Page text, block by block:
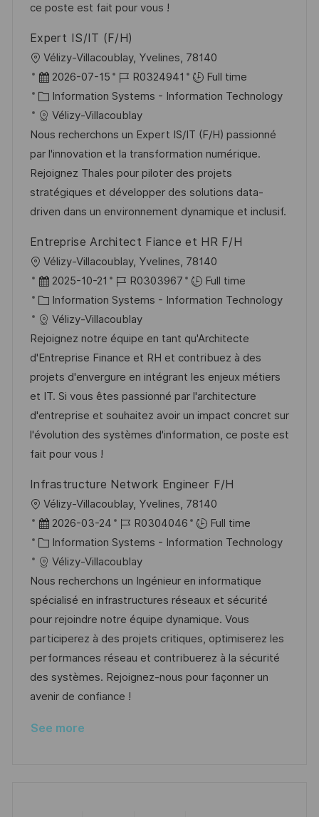
t
y
ce poste est fait pour vous !
Expert IS/IT (F/H)
L
o
c
a
t
i
o
n
Vélizy-Villacoublay, Yvelines, 78140
P
o
s
t
e
d
D
a
e
2026-07-15
J
o
b
I
d
R0324941
Full time
C
a
t
e
g
o
r
Information Systems - Information Technology
Vélizy-Villacoublay
Nous recherchons un Expert IS/IT (F/H) passionné
par l'innovation et la transformation numérique.
Rejoignez Thales pour piloter des projets
stratégiques et développer des solutions data-
driven dans un environnement dynamique et inclusif.
Entreprise Architect Fiance et HR F/H
L
o
c
a
t
i
o
n
Vélizy-Villacoublay, Yvelines, 78140
P
o
s
t
e
d
D
a
t
e
2025-10-21
J
o
b
I
d
R0303967
Full time
C
a
t
e
g
o
r
y
Information Systems - Information Technology
Vélizy-Villacoublay
Rejoignez notre équipe en tant qu'Architecte
d'Entreprise Finance et RH et contribuez à des
projets d'envergure en intégrant les enjeux métiers
et IT. Si vous êtes passionné par l'architecture
d'entreprise et souhaitez avoir un impact concret sur
l'évolution des systèmes d'information, ce poste est
fait pour vous !
Infrastructure Network Engineer F/H
L
o
c
a
t
i
o
n
Vélizy-Villacoublay, Yvelines, 78140
P
o
s
t
e
d
D
a
t
e
2026-03-24
J
o
b
I
d
R0304046
Full time
C
a
t
e
g
o
r
y
Information Systems - Information Technology
Vélizy-Villacoublay
Nous recherchons un Ingénieur en informatique
spécialisé en infrastructures réseaux et sécurité
pour rejoindre notre équipe dynamique. Vous
participerez à des projets critiques, optimiserez les
performances réseau et contribuerez à la sécurité
des systèmes. Rejoignez-nous pour façonner un
avenir de confiance !
See more